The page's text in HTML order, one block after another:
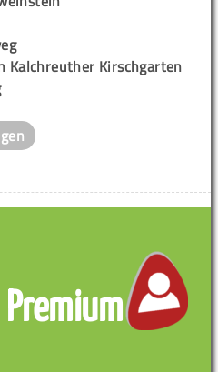
Kalchreuther Kirschgarten